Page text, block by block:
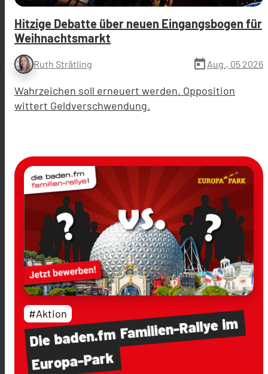
Hitzige Debatte über neuen Eingangsbogen für
Weihnachtsmarkt
Ruth Strätling today Aug., 05 2026
Wahrzeichen soll erneuert werden. Opposition
wittert Geldverschwendung.
Diebaden.fmFamilien-Rallyeim
Europa-Park
#Aktion